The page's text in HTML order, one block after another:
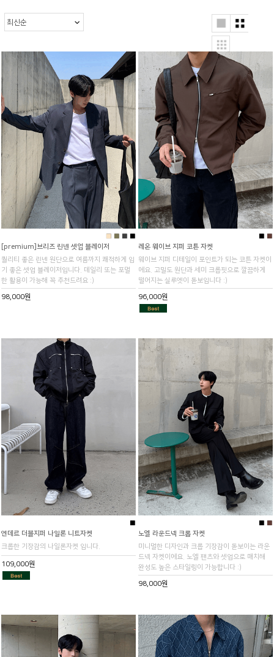
■ ■ ■ ■
[premium]브리즈 린넨 셋업 블레이저
퀄리티 좋은 린넨 원단으로 여름까지 쾌적하게 입
기 좋은 셋업 블레이저입니다. 데일리 또는 포멀
한 활용이 가능해 꼭 추천드려요 :)
98,000원
■ ■
레온 웨이브 지퍼 코튼 자켓
웨이브 지퍼 디테일이 포인트가 되는 코튼 자켓이
에요. 고밀도 원단과 세미 크롭핏으로 깔끔하게
떨어지는 실루엣이 돋보입니다 :)
96,000원
■
엔데르 더블지퍼 나일론 니트자켓
크롭한 기장감의 나일론자켓 입니다.
109,000원
■ ■
노엘 라운드넥 크롭 자켓
미니멀한 디자인과 크롭 기장감이 돋보이는 라운
드넥 자켓이에요. 노엘 팬츠와 셋업으로 매치해
완성도 높은 스타일링이 가능합니다 :)
98,000원